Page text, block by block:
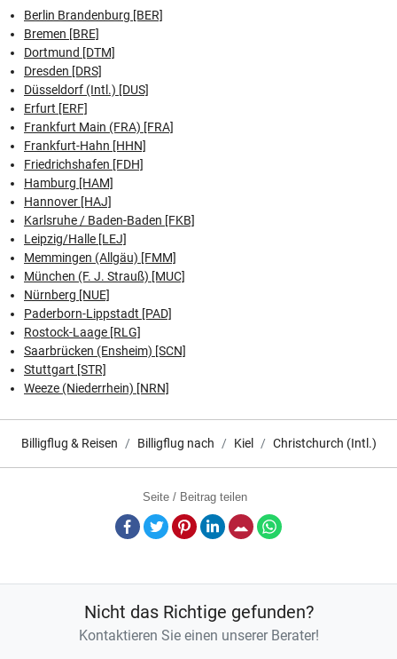
Berlin Brandenburg [BER]
Bremen [BRE]
Dortmund [DTM]
Dresden [DRS]
Düsseldorf (Intl.) [DUS]
Erfurt [ERF]
Frankfurt Main (FRA) [FRA]
Frankfurt-Hahn [HHN]
Friedrichshafen [FDH]
Hamburg [HAM]
Hannover [HAJ]
Karlsruhe / Baden-Baden [FKB]
Leipzig/Halle [LEJ]
Memmingen (Allgäu) [FMM]
München (F. J. Strauß) [MUC]
Nürnberg [NUE]
Paderborn-Lippstadt [PAD]
Rostock-Laage [RLG]
Saarbrücken (Ensheim) [SCN]
Stuttgart [STR]
Weeze (Niederrhein) [NRN]
Billigflug & Reisen Billigflug nach Kiel Christchurch (Intl.)
Seite / Beitrag teilen
Facebook
TwitterPinterestLinkedInE-Mail
Nicht das Richtige gefunden?
Kontaktieren Sie einen unserer Berater!